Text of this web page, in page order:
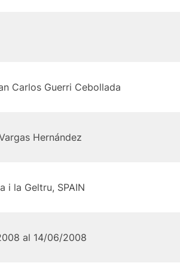
Carlos Guerri Cebollada
Hernández
i la Geltru, SPAIN
al 14/06/2008